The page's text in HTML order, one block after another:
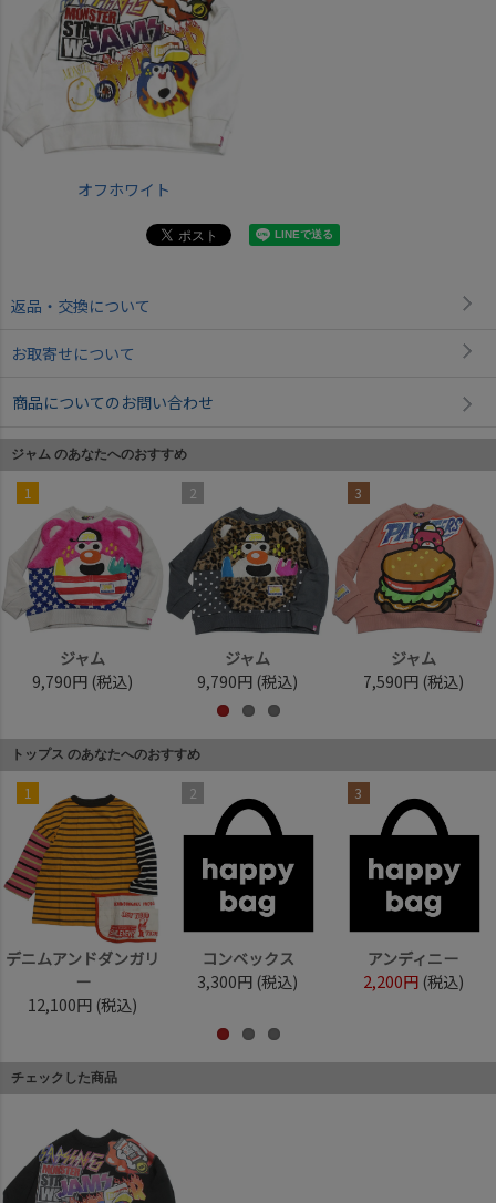
オフホワイト
返品・交換について
お取寄せについて
商品についてのお問い合わせ
ジャム のあなたへのおすすめ
1
ジャム
9,790円 (税込)
2
ジャム
9,790円 (税込)
3
ジャム
7,590円 (税込)
トップス のあなたへのおすすめ
1
デニムアンドダンガリ
ー
12,100円 (税込)
2
コンベックス
3,300円 (税込)
3
アンディニー
2,200円 (税込)
チェックした商品